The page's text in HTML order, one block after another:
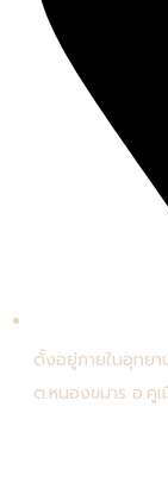
ตั้งอยู่ภายในอุทยา
ต.หนองขมาร อ.คู